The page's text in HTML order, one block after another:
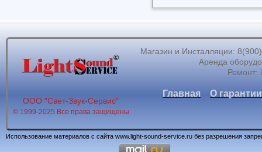
Магазин и Инсталляции:
Аренда
Ремонт:
ООО "Свет-Звук-Сервис"
© 1999-2025 Все права защищены
Главная О гарантии
Использование материалов с сайта www.light-sound-service.ru без разрешения